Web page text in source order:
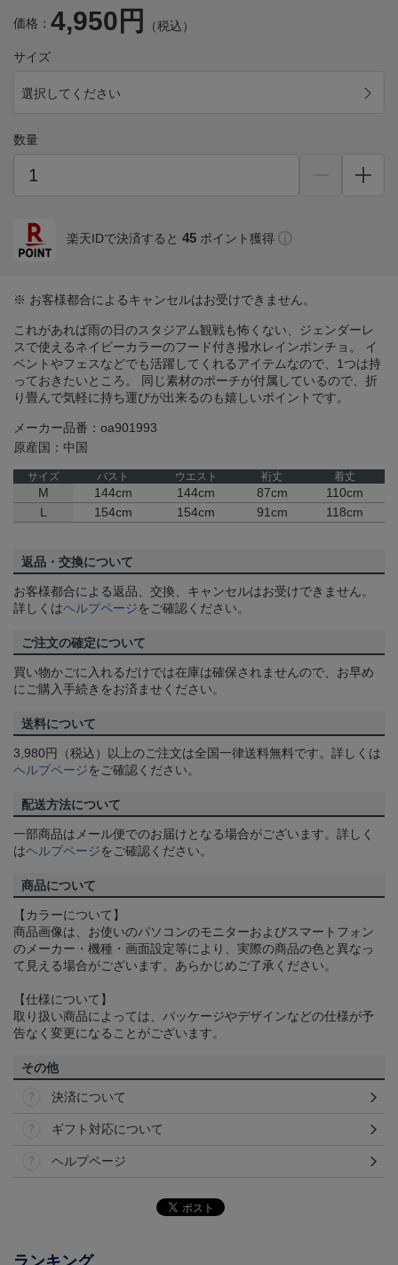
価格： 4,950円 （税込）
サイズ
選択してください
数量
楽天IDで決済すると 45 ポイント獲得
※ お客様都合によるキャンセルはお受けできません。
これがあれば雨の日のスタジアム観戦も怖くない、ジェンダーレ
スで使えるネイビーカラーのフード付き撥水レインポンチョ。 イ
ベントやフェスなどでも活躍してくれるアイテムなので、1つは持
っておきたいところ。 同じ素材のポーチが付属しているので、折
り畳んで気軽に持ち運びが出来るのも嬉しいポイントです。
メーカー品番：oa901993
原産国：中国
サイズ バスト ウエスト 裄丈 着丈
M 144cm 144cm 87cm
110cm
L
154cm 154cm 91cm 118cm
返品・交換について
お客様都合による返品、交換、キャンセルはお受けできません。
詳しくはヘルプページをご確認ください。
ご注文の確定について
買い物かごに入れるだけでは在庫は確保されませんので、お早め
にご購入手続きをお済ませください。
送料について
3,980円（税込）以上のご注文は全国一律送料無料です。詳しくは
ヘルプページをご確認ください。
配送方法について
一部商品はメール便でのお届けとなる場合がございます。詳しく
はヘルプページをご確認ください。
商品について
【カラーについて】
商品画像は、お使いのパソコンのモニターおよびスマートフォン
のメーカー・機種・画面設定等により、実際の商品の色と異なっ
て見える場合がございます。あらかじめご了承ください。
【仕様について】
取り扱い商品によっては、パッケージやデザインなどの仕様が予
告なく変更になることがございます。
その他
決済について
ギフト対応について
ヘルプページ